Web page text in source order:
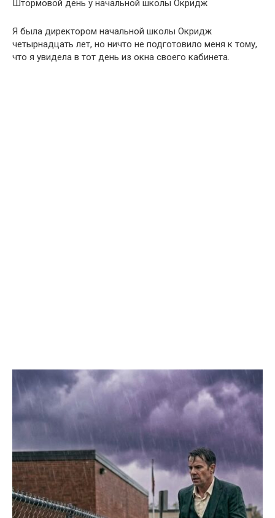
Штормовой день у начальной школы Окридж
Я была директором начальной школы Окридж
четырнадцать лет, но ничто не подготовило меня к тому,
что я увидела в тот день из окна своего кабинета.